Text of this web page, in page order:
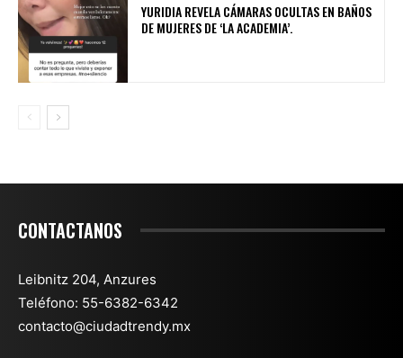
YURIDIA REVELA CÁMARAS OCULTAS EN BAÑOS
DE MUJERES DE ‘LA ACADEMIA’.
CONTACTANOS
Leibnitz 204, Anzures
Teléfono: 55-6382-6342
contacto@ciudadtrendy.mx